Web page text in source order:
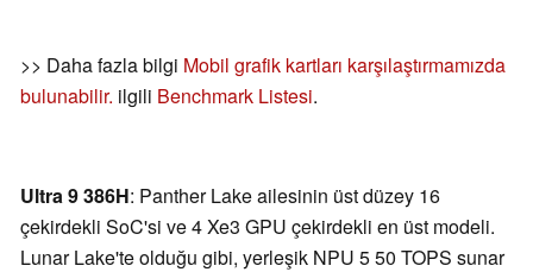
>> Daha fazla bilgi Mobil grafik kartları karşılaştırmamızda
bulunabilir. ilgili Benchmark Listesi.
Ultra 9 386H: Panther Lake ailesinin üst düzey 16
çekirdekli SoC'si ve 4 Xe3 GPU çekirdekli en üst modeli.
Lunar Lake'te olduğu gibi, yerleşik NPU 5 50 TOPS sunar